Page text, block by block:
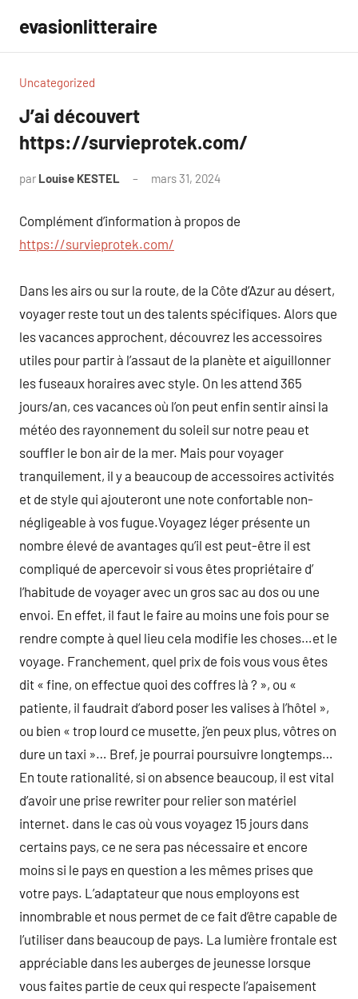
contenu
evasionlitteraire
Uncategorized
J’ai découvert
https://survieprotek.com/
par Louise KESTEL mars 31, 2024
Complément d’information à propos de
https://survieprotek.com/
Dans les airs ou sur la route, de la Côte d’Azur au désert,
voyager reste tout un des talents spécifiques. Alors que
les vacances approchent, découvrez les accessoires
utiles pour partir à l’assaut de la planète et aiguillonner
les fuseaux horaires avec style. On les attend 365
jours/an, ces vacances où l’on peut enfin sentir ainsi la
météo des rayonnement du soleil sur notre peau et
souffler le bon air de la mer. Mais pour voyager
tranquilement, il y a beaucoup de accessoires activités
et de style qui ajouteront une note confortable non-
négligeable à vos fugue.Voyagez léger présente un
nombre élevé de avantages qu’il est peut-être il est
compliqué de apercevoir si vous êtes propriétaire d’
l’habitude de voyager avec un gros sac au dos ou une
envoi. En effet, il faut le faire au moins une fois pour se
rendre compte à quel lieu cela modifie les choses…et le
voyage. Franchement, quel prix de fois vous vous êtes
dit « fine, on effectue quoi des coffres là ? », ou «
patiente, il faudrait d’abord poser les valises à l’hôtel »,
ou bien « trop lourd ce musette, j’en peux plus, vôtres on
dure un taxi »… Bref, je pourrai poursuivre longtemps…
En toute rationalité, si on absence beaucoup, il est vital
d’avoir une prise rewriter pour relier son matériel
internet. dans le cas où vous voyagez 15 jours dans
certains pays, ce ne sera pas nécessaire et encore
moins si le pays en question a les mêmes prises que
votre pays. L’adaptateur que nous employons est
innombrable et nous permet de ce fait d’être capable de
l’utiliser dans beaucoup de pays. La lumière frontale est
appréciable dans les auberges de jeunesse lorsque
vous faites partie de ceux qui respecte l’apaisement